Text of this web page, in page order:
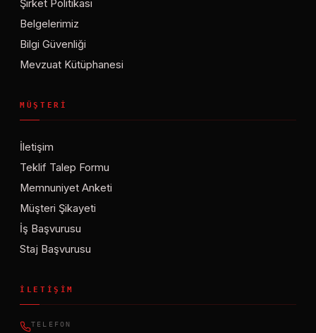
Şirket Politikası
Belgelerimiz
Bilgi Güvenliği
Mevzuat Kütüphanesi
MÜŞTERI
İletişim
Teklif Talep Formu
Memnuniyet Anketi
Müşteri Şikayeti
İş Başvurusu
Staj Başvurusu
İLETIŞIM
TELEFON